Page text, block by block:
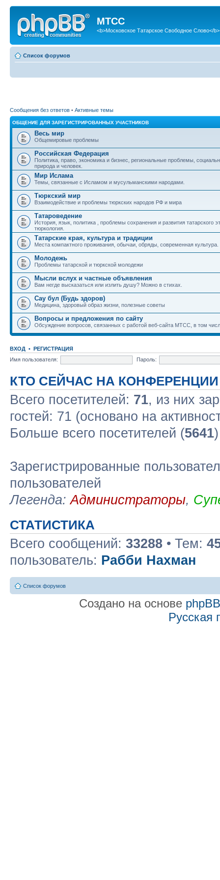
МТСС
<b>Московское Татарское Свободное Слово</b>
Список форумов
Сообщения без ответов • Активные темы
ОБЩЕНИЕ ДЛЯ ЗАРЕГИСТРИРОВАННЫХ УЧАСТНИКОВ
Весь мир
Общемировые проблемы
Российская Федерация
Политика, право, экономика и бизнес, региональные проблемы,
природа и человек.
Мир Ислама
Темы, связанные с Исламом и мусульманскими народами.
Тюркский мир
Взаимодействие и проблемы тюркских народов РФ и мира
Татароведение
История, язык, политика , проблемы сохранения и развития татарского
тюркология.
Татарские края, культура и традиции
Места компактного проживания, обычаи, обряды, современная культура.
Молодежь
Проблемы татарской и тюркской молодежи
Мысли вслух и частные объявления
Вам негде высказаться или излить душу? Можно в стихах.
Сау бул (Будь здоров)
Медицина, здоровый образ жизни, полезные советы
Вопросы и предложения по сайту
Обсуждение вопросов, связанных с работой веб-сайта МТСС, в том
ВХОД • РЕГИСТРАЦИЯ
Имя пользователя:
Пароль:
КТО СЕЙЧАС НА КОНФЕРЕНЦИИ
Всего посетителей: 71, из них
гостей: 71 (основано на
Больше всего посетителей (5641
Зарегистрированные
пользователей
Легенда:Администраторы,
СТАТИСТИКА
Всего сообщений: 33288 • Тем:
пользователь: Рабби Нахман
Список форумов
Создано на основе phpBB
Русская